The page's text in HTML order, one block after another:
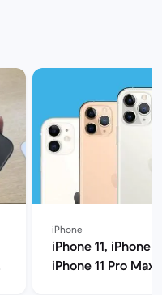
iPhone
iPhone 11, iPhone
iPhone 11 Pro Max: